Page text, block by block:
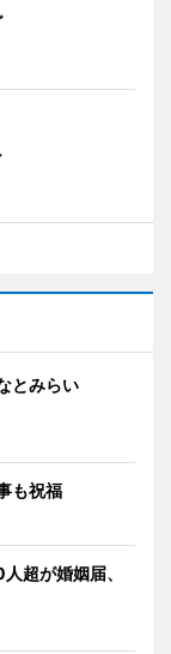
とみらい
も祝福
超が婚姻届、